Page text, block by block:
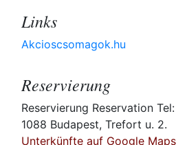
Links
Akcioscsomagok.hu
Reservierung
Reservierung Reservation
1088 Budapest, Trefort u. 2.
Unterkünfte auf Google